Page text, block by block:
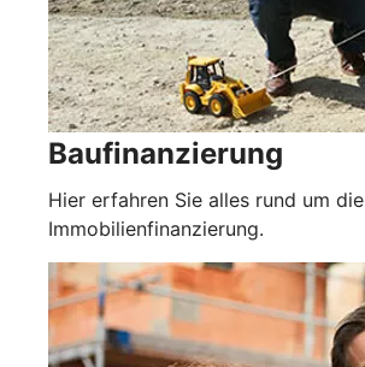
Baufinanzierung
Hier erfahren Sie alles rund um die
Immobilienfinanzierung.